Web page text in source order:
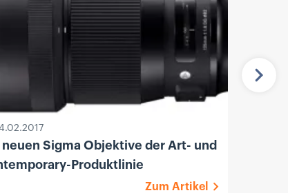
neuen Sigma Objektive der Art- und
Produktlinie
Zum Artikel